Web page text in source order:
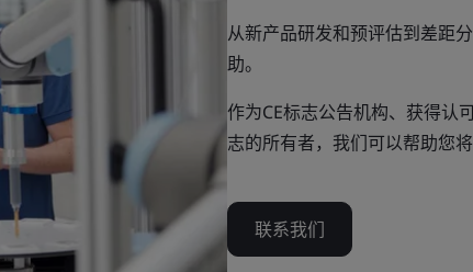
从新产品研发和预评估到差距
助。
作为CE标志公告机构、获得认
志的所有者，我们可以帮助您将
联系我们